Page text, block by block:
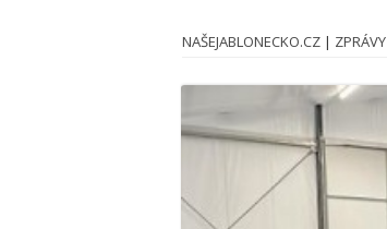
NAŠEJABLONECKO.CZ | ZPRÁVY